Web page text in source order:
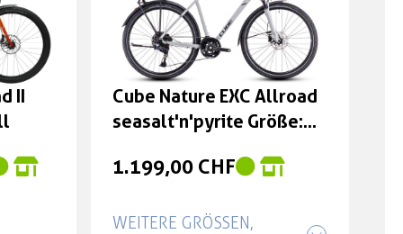
54
II
Cube Nature EXC Allroad
seasalt'n'pyrite Größe:
1.199,00 CHF
WEITERE GRÖSSEN, F